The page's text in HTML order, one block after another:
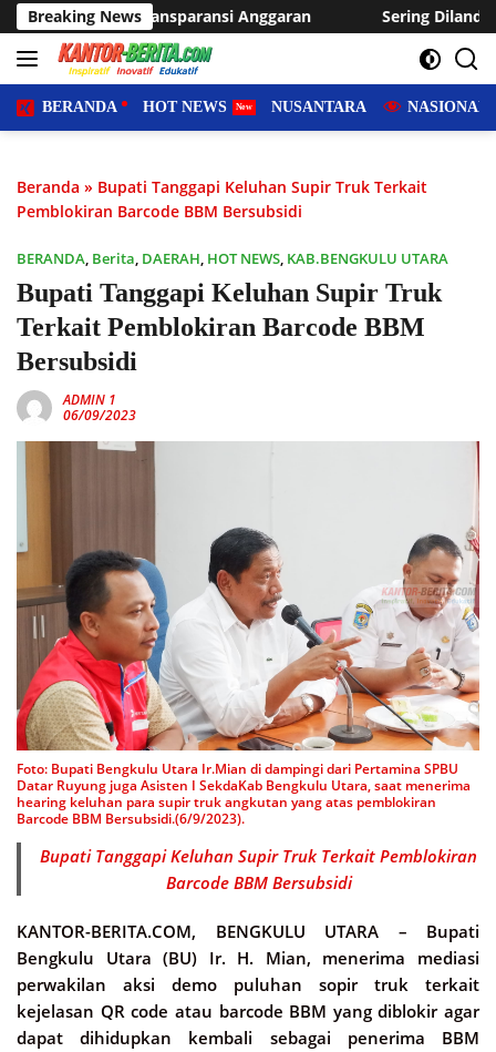
Langsung
ke
konten
Breaking News
Anggaran Sering Dilanda Genangan, Desa
BERANDA HOT NEWS NUSANTARA NASIONAL
Beranda » Bupati Tanggapi Keluhan Supir Truk Terkait
Pemblokiran Barcode BBM Bersubsidi
BERANDA, Berita, DAERAH, HOT NEWS, KAB.BENGKULU UTARA
Bupati Tanggapi Keluhan Supir Truk
Terkait Pemblokiran Barcode BBM
Bersubsidi
ADMIN 1
06/09/2023
Foto: Bupati Bengkulu Utara Ir.Mian di dampingi dari Pertamina SPBU
Datar Ruyung juga Asisten I SekdaKab Bengkulu Utara, saat menerima
hearing keluhan para supir truk angkutan yang atas pemblokiran
Barcode BBM Bersubsidi.(6/9/2023).
Bupati Tanggapi Keluhan Supir Truk Terkait Pemblokiran
Barcode BBM Bersubsidi
KANTOR-BERITA.COM, BENGKULU UTARA – Bupati
Bengkulu Utara (BU) Ir. H. Mian, menerima mediasi
perwakilan aksi demo puluhan sopir truk terkait
kejelasan QR code atau barcode BBM yang diblokir agar
dapat dihidupkan kembali sebagai penerima BBM